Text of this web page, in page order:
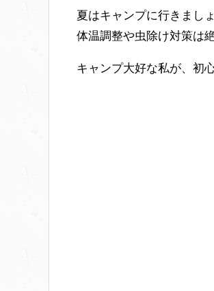
夏はキャンプに行きまし
体温調整や虫除け対策は
キャンプ大好な私が、初